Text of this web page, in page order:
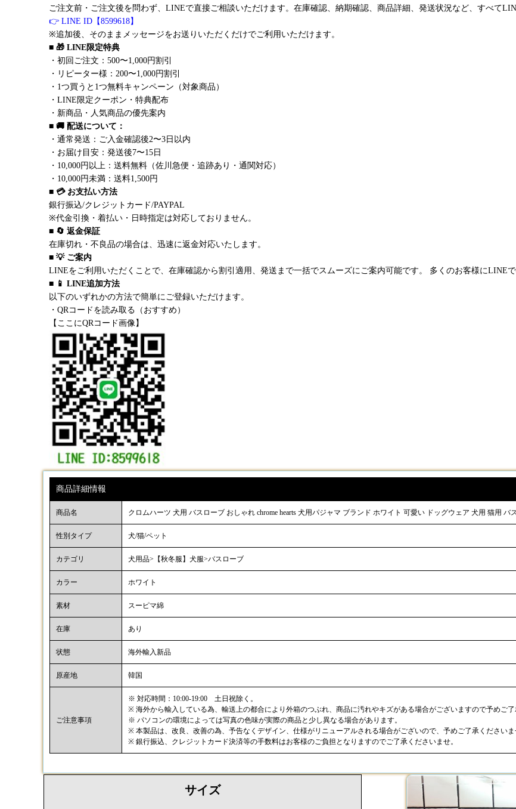
ご注文前・ご注文後を問わず、LINEで直接ご相談いただけます。在庫確認、納期確認、商品詳細、発送状況など、すべて
👉 LINE ID【8599618】
※追加後、そのままメッセージをお送りいただくだけでご利用いただけます。
■ 🎁 LINE限定特典
・初回ご注文：500〜1,000円割引
・リピーター様：200〜1,000円割引
・1つ買うと1つ無料キャンペーン（対象商品）
・LINE限定クーポン・特典配布
・新商品・人気商品の優先案内
■ 🚚 配送について：
・通常発送：ご入金確認後2〜3日以内
・お届け目安：発送後7〜15日
・10,000円以上：送料無料（佐川急便・追跡あり・通関対応）
・10,000円未満：送料1,500円
■ 💳 お支払い方法
銀行振込/クレジットカード/PAYPAL
※代金引換・着払い・日時指定は対応しておりません。
■ 🔄 返金保証
在庫切れ・不良品の場合は、迅速に返金対応いたします。
■ 💡 ご案内
LINEをご利用いただくことで、在庫確認から割引適用、発送まで一括でスムーズにご案内可能です。 多くのお客様にLINE
■ 📱 LINE追加方法
以下のいずれかの方法で簡単にご登録いただけます。
・QRコードを読み取る（おすすめ）
【ここにQRコード画像】
商品詳細情報
商品名 クロムハーツ 犬用 バスローブ おしゃれ chrome hearts 犬用パジャマ ブランド ホワイト 可愛い ドッグウェア 犬用 猫用
性別タイプ 犬/猫/ペット
カテゴリ 犬用品>【秋冬服】犬服>バスローブ
カラー ホワイト
素材 スーピマ綿
在庫 あり
状態 海外輸入新品
原産地 韓国
ご注意事項
※ 対応時間：10:00-19:00 土日祝除く。
※ 海外から輸入している為、輸送上の都合により外箱のつぶれ、商品に汚れやキズがある場合がございますので予めご了
※ パソコンの環境によっては写真の色味が実際の商品と少し異なる場合があります。
※ 本製品は、改良、改善の為、予告なくデザイン、仕様がリニューアルされる場合がございので、予めご了承くださいま
※ 銀行振込、クレジットカード決済等の手数料はお客様のご負担となりますのでご了承くださいませ。
サイズ